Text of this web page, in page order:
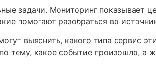
задачи. Мониторинг показывает
помогают разобраться во
выяснить, какого типа сервис
тему, какое событие произошло, а